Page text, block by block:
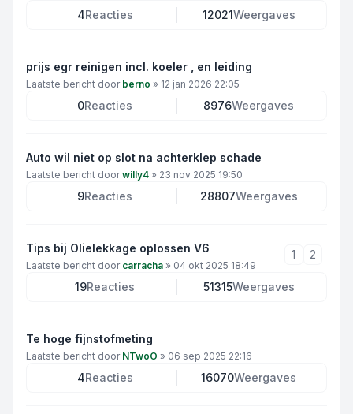
4Reacties 12021Weergaves
prijs egr reinigen incl. koeler , en leiding
Laatste bericht door berno » 12 jan 2026 22:05
0Reacties 8976Weergaves
Auto wil niet op slot na achterklep schade
Laatste bericht doorwilly4 » 23 nov 2025 19:50
9Reacties 28807Weergaves
Tips bij Olielekkage oplossen V6
Laatste bericht door carracha » 04 okt 2025 18:49
1 2
19Reacties 51315Weergaves
Te hoge fijnstofmeting
Laatste bericht door NTwoO » 06 sep 2025 22:16
4Reacties 16070Weergaves